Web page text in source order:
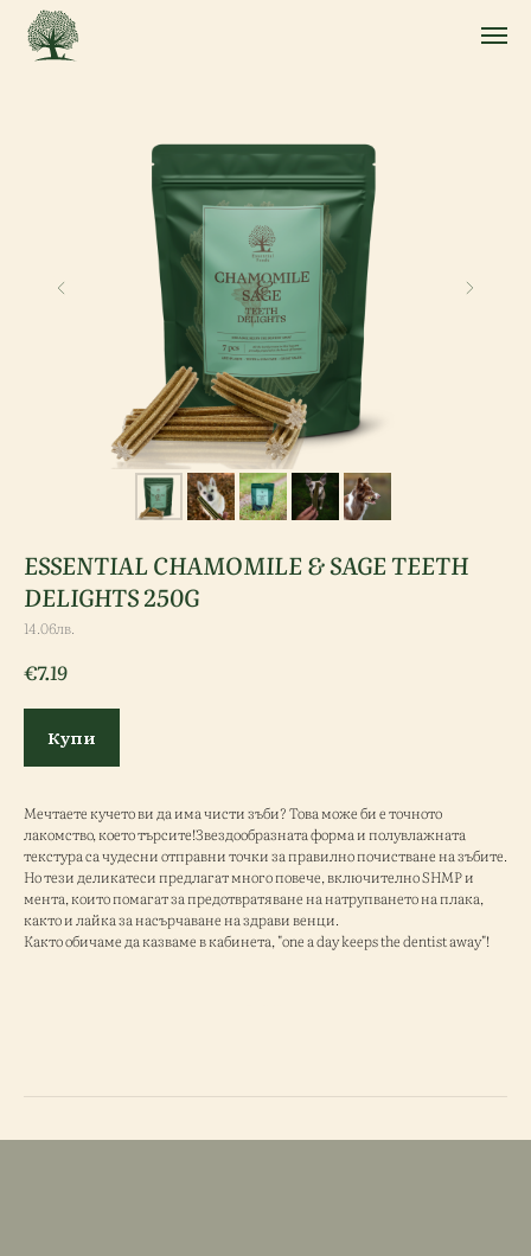
ESSENTIAL CHAMOMILE & SAGE TEETH
DELIGHTS 250G
14.06лв.
€7.19
Купи
Мечтаете кучето ви да има чисти зъби? Това може би е точното
лакомство, което търсите!Звездообразната форма и полувлажната
текстура са чудесни отправни точки за правилно почистване на зъбите.
Но тези деликатеси предлагат много повече, включително SHMP и
мента, които помагат за предотвратяване на натрупването на плака,
както и лайка за насърчаване на здрави венци.
Както обичаме да казваме в кабинета, "one a day keeps the dentist away"!